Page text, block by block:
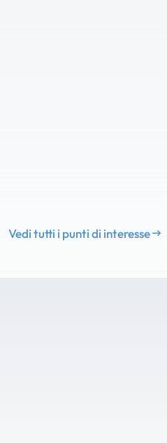
Vedi tutti i punti di interesse